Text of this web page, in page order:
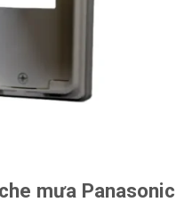
mưa Panasonic